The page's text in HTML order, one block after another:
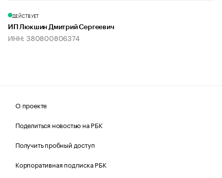
ДЕЙСТВУЕТ
ИП Люкшин Дмитрий Сергеевич
ИНН: 380800806374
О проекте
Поделиться новостью на РБК
Получить пробный доступ
Корпоративная подписка РБК